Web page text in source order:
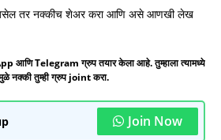
तर नक्कीच शेअर करा आणि असे आणखी लेख
आणि Telegram ग्रुप तयार केला आहे. तुम्हाला त्यामध्ये
नक्की तुम्ही ग्रुप joint करा.
Join Now